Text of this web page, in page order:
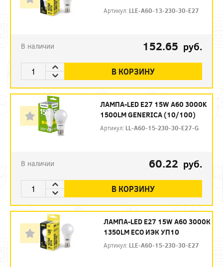
Артикул: LLE-A60-13-230-30-E27
В наличии 152.65 руб.
В КОРЗИНУ
ЛАМПА-LED E27 15W A60 3000K
1500LM GENERICA (10/100)
Артикул: LL-A60-15-230-30-E27-G
В наличии 60.22 руб.
В КОРЗИНУ
ЛАМПА-LED E27 15W A60 3000К
1350LM ЕСО ИЭК УП10
Артикул: LLE-A60-15-230-30-E27